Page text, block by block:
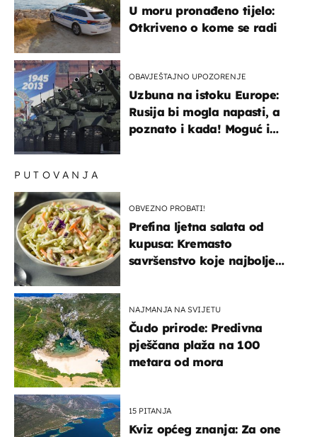
U moru pronađeno tijelo:
Otkriveno o kome se radi
OBAVJEŠTAJNO UPOZORENJE
Uzbuna na istoku Europe:
Rusija bi mogla napasti, a
poznato i kada! Moguć i
PUTOVANJA
OBVEZNO PROBATI!
Prefina ljetna salata od
kupusa: Kremasto
savršenstvo koje najbolje
NAJMANJA NA SVIJETU
Čudo prirode: Predivna
pješčana plaža na 100
metara od mora
15 PITANJA
Kviz općeg znanja: Za one